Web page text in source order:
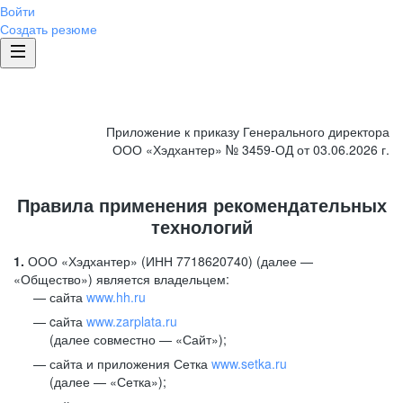
Войти
Создать резюме
Приложение к приказу Генерального директора
ООО «Хэдхантер» № 3459-ОД от 03.06.2026 г.
Правила применения рекомендательных
технологий
1. ООО «Хэдхантер» (ИНН 7718620740) (далее —
«Общество») является владельцем:
сайта www.hh.ru
cайта www.zarplata.ru
(далее совместно — «Сайт»);
сайта и приложения Сетка www.setka.ru
(далее — «Сетка»);